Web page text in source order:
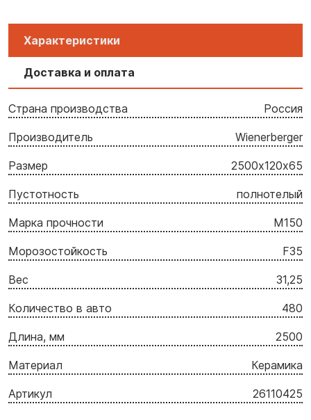
Характеристики
Доставка и оплата
Страна производства Россия
Производитель Wienerberger
Размер 2500х120х65
Пустотность полнотелый
Марка прочности M150
Морозостойкость F35
Вес 31,25
Количество в авто 480
Длина, мм 2500
Материал Керамика
Артикул 26110425